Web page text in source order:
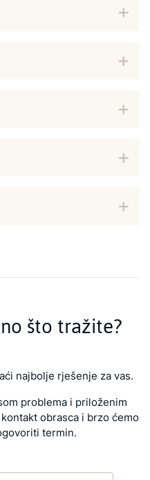
što tražite?
najbolje rješenje za vas.
problema i priloženim
obrasca i brzo ćemo
termin.